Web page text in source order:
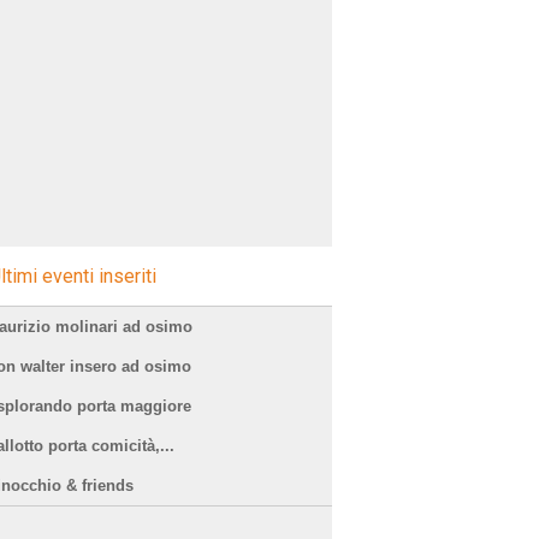
eventi inseriti
molinari ad osimo
walter insero ad osimo
porta maggiore
porta comicità,...
& friends